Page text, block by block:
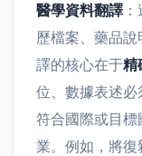
醫學資料翻譯
歷檔案、藥品
譯的核心在于精
位、數據表述
符合國際或目
業。例如，將